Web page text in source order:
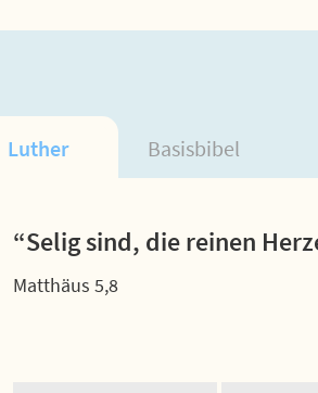
Luther Basisbibel
“Selig sind, die reinen
Matthäus 5,8